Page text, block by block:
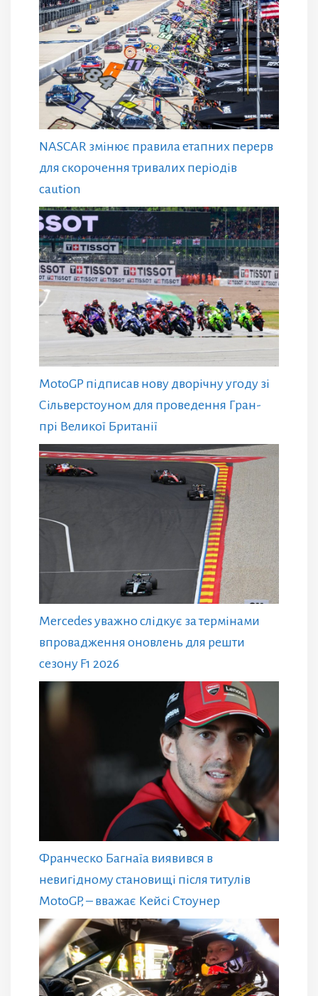
NASCAR змінює правила етапних перерв
для скорочення тривалих періодів
caution
MotoGP підписав нову дворічну угоду зі
Сільверстоуном для проведення Гран-
прі Великої Британії
Mercedes уважно слідкує за термінами
впровадження оновлень для решти
сезону F1 2026
Франческо Багнаїа виявився в
невигідному становищі після титулів
MotoGP, – вважає Кейсі Стоунер